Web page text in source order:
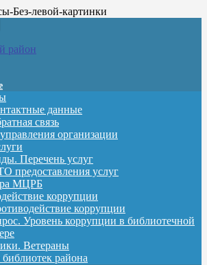
район
данные
связь
организации
Перечень услуг
предоставления услуг
МЦРБ
коррупции
коррупции
Уровень коррупции в библиотечной
Ветераны
района